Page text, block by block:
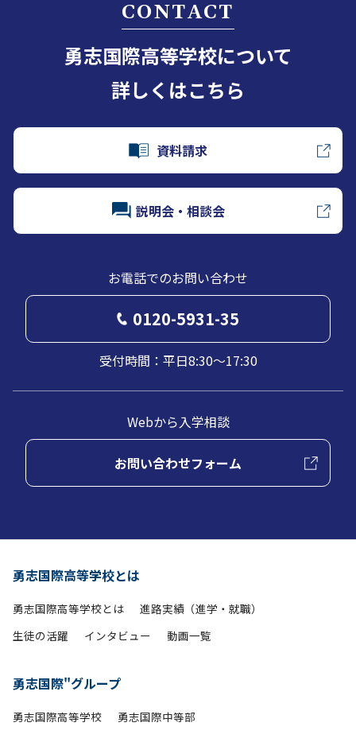
CONTACT
勇志国際高等学校について
詳しくはこちら
資料請求
説明会・相談会
お電話でのお問い合わせ
0120-5931-35
受付時間：平日8:30～17:30
Webから入学相談
お問い合わせフォーム
勇志国際高等学校とは
勇志国際高等学校とは
進路実績（進学・就職）
生徒の活躍
インタビュー 動画一覧
勇志国際"グループ
勇志国際高等学校 勇志国際中等部